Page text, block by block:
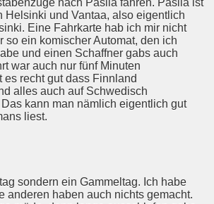
nach Pasila fahren. Pasila ist
Helsinki und Vantaa, also eigentlich
Eine Fahrkarte hab ich mir nicht
so ein komischer Automat, den ich
und einen Schaffner gabs auch
war auch nur fünf Minuten
es recht gut dass Finnland
alles auch auf Schwedisch
kann man nämlich eigentlich gut
liest.
sondern ein Gammeltag. Ich habe
anderen haben auch nichts gemacht.